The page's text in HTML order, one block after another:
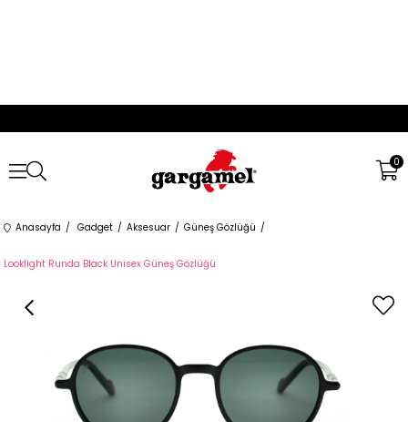
0
Anasayfa Gadget Aksesuar Güneş Gözlüğü
Looklight Runda Black Unisex Güneş Gözlüğü